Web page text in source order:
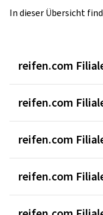
In dieser Übersicht
reifen.com
reifen.com
reifen.com
reifen.com